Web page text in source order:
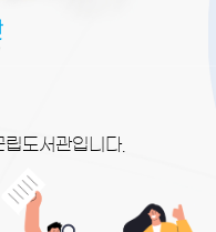
도서관입니다.